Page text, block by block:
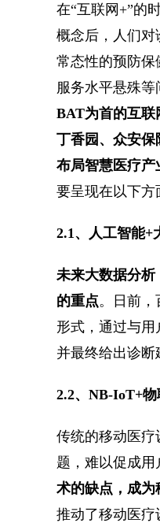
在“互联网+”的
概念后，人们对
常态性的预防保
服务水平悬殊
BAT为首的互联
丁香园、众安保
布局智慧医疗产
要呈现在以下方
2.1、人工智能+
未来大数据分
的重点。日前
形式，通过与用
并最终给出诊断
2.2、NB-IoT+
传统的移动医疗
题，难以促成用
术的缺点，成为
推动了移动医疗